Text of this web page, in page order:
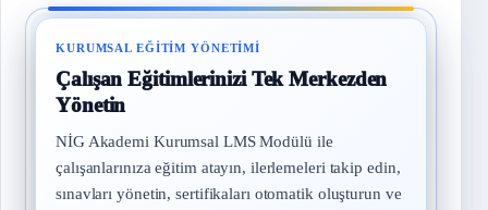
KURUMSAL EĞITIM YÖNETIMI
Çalışan Eğitimlerinizi Tek Merkezden
Yönetin
NİG Akademi Kurumsal LMS Modülü ile
çalışanlarınıza eğitim atayın, ilerlemeleri takip edin,
sınavları yönetin, sertifikaları otomatik oluşturun ve